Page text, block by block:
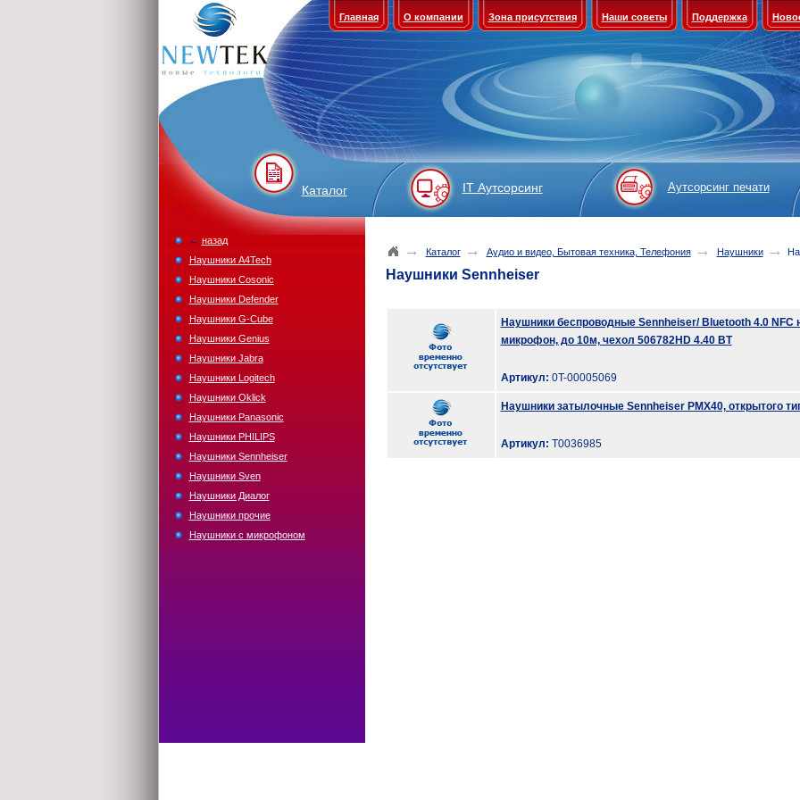
Главная О компании Зона присутствия Наши советы Поддержка
Каталог IT Аутсорсинг Аутсорсинг печати
→ Каталог → Аудио и видео, Бытовая техника, Телефония → Наушники →
Наушники Sennheiser
Наушники беспроводные Sennheiser/ Bluetooth 4.0
микрофон, до 10м, чехол 506782HD 4.40 BT
Артикул: 0T-00005069
Наушники затылочные Sennheiser PMX40, открытого
Артикул: T0036985
← назад
Наушники A4Tech
Наушники Cosonic
Наушники Defender
Наушники G-Cube
Наушники Genius
Наушники Jabra
Наушники Logitech
Наушники Oklick
Наушники Panasonic
Наушники PHILIPS
Наушники Sennheiser
Наушники Sven
Наушники Диалог
Наушники прочие
Наушники с микрофоном